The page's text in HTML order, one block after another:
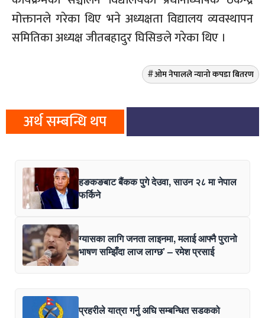
मोक्तानले गरेका थिए भने अध्यक्षता विद्यालय व्यवस्थापन
समितिका अध्यक्ष जीतबहादुर घिसिङले गरेका थिए ।
ओम नेपालले न्यानो कपडा बितरण
अर्थ सम्बन्धि थप
हङकङबाट बैंकक पुगे देउवा, साउन २८ मा नेपाल
फर्किने
ग्यासका लागि जनता लाइनमा, मलाई आफ्नै पुरानो
भाषण सम्झिँदा लाज लाग्छ’ – रमेश प्रसाई
प्रहरीले यात्रा गर्नु अघि सम्बन्धित सडकको